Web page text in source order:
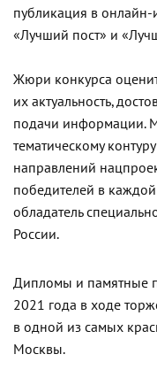
публикация в
«Лучший пост» и
Жюри конкурса
их актуальность,
подачи информации.
тематическому
направлений
победителей в
обладатель
России.
Дипломы и памятные
2021 года в ходе
в одной из самых
Москвы.